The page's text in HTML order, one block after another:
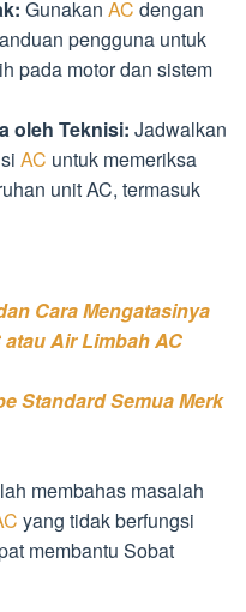
Gunakan AC dengan
pengguna untuk
pada motor dan sistem
oleh Teknisi: Jadwalkan
AC untuk memeriksa
unit AC, termasuk
Cara Mengatasinya
Air Limbah AC
Standard Semua Merk
membahas masalah
yang tidak berfungsi
membantu Sobat